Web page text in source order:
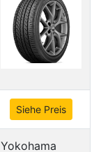
Siehe Preis
Yokohama